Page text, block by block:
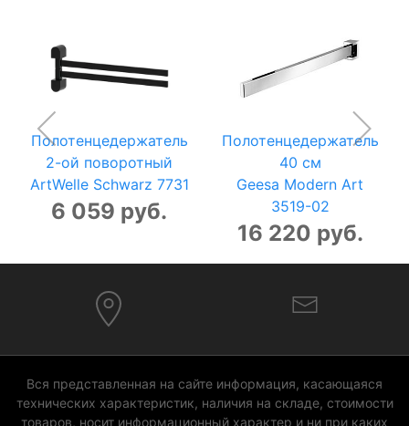
Полотенцедержатель
2-ой поворотный
ArtWelle Schwarz 7731
6 059 руб.
Полотенцедержатель
40 см
Geesa Modern Art
3519-02
16 220 руб.
Вся представленная на сайте информация, касающаяся
технических характеристик, наличия на складе, стоимости
товаров, носит информационный характер и ни при каких